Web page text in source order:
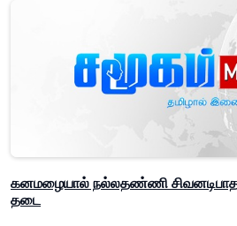
கனமழையால் நல்லதண்ணி
தடை